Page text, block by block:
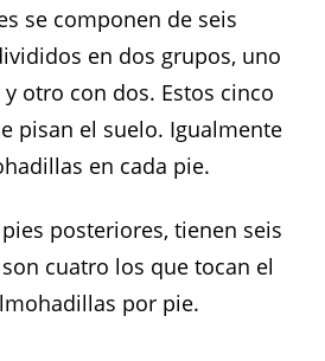
se componen de seis
en dos grupos, uno
otro con dos. Estos cinco
pisan el suelo. Igualmente
en cada pie.
posteriores, tienen seis
cuatro los que tocan el
por pie.